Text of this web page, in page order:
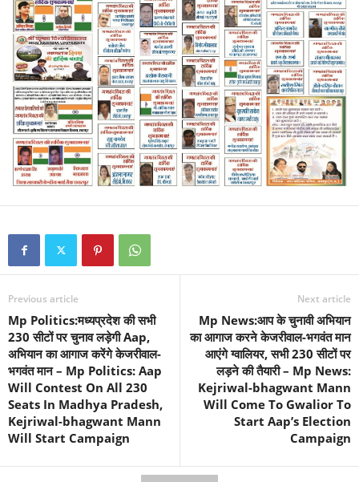
Previous article
Mp Politics:मध्यप्रदेश की सभी
230 सीटों पर चुनाव लड़ेगी Aap,
अभियान का आगाज करेंगे केजरीवाल-
भगवंत मान – Mp Politics: Aap
Will Contest On All 230
Seats In Madhya Pradesh,
Kejriwal-bhagwant Mann
Will Start Campaign
Next article
Mp News:आप के चुनावी अभियान
का आगाज करने केजरीवाल-भगवंत मान
आएंगे ग्वालियर, सभी 230 सीटों पर
लड़ने की तैयारी – Mp News:
Kejriwal-bhagwant Mann
Will Come To Gwalior To
Start Aap’s Election
Campaign